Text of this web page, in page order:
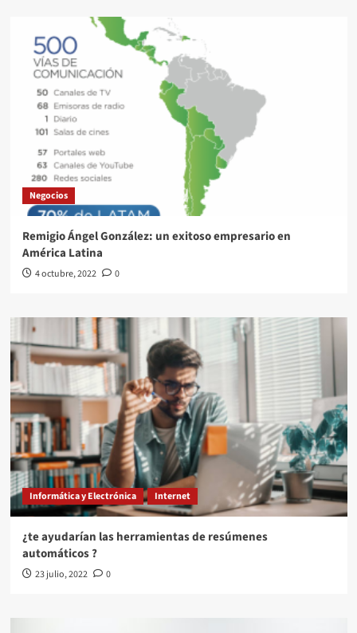
Negocios
Remigio Ángel González: un exitoso empresario en
América Latina
4 octubre, 2022 0
Informática y Electrónica Internet
¿te ayudarían las herramientas de resúmenes
automáticos ?
23 julio, 2022 0